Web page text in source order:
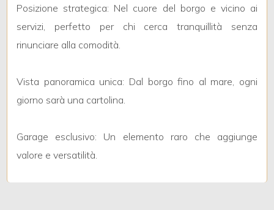
Posizione strategica: Nel cuore del borgo e vicino ai
servizi, perfetto per chi cerca tranquillità senza
rinunciare alla comodità.
Vista panoramica unica: Dal borgo fino al mare, ogni
giorno sarà una cartolina.
Garage esclusivo: Un elemento raro che aggiunge
valore e versatilità.
Altre